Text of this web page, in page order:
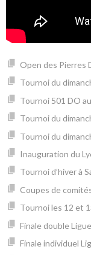
Open des Pierres
Tournoi du
Tournoi 501 DO
Tournoi du
Tournoi du
Inauguration du
Tournoi d’hiver à
Coupes de
Tournoi les 12 et
Finale double
Finale individuel